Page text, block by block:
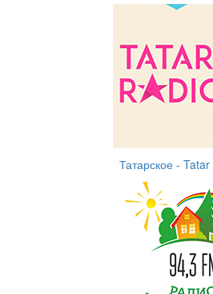
Татарское -